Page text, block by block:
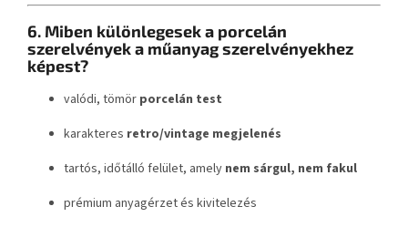
6. Miben különlegesek a porcelán
szerelvények a műanyag szerelvényekhez
képest?
valódi, tömör porcelán test
karakteres retro/vintage megjelenés
tartós, időtálló felület, amely nem sárgul, nem fakul
prémium anyagérzet és kivitelezés